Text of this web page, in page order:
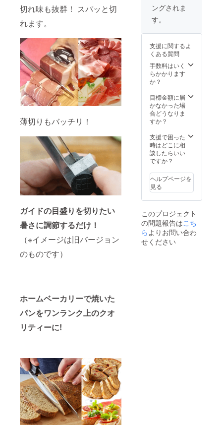
切れ味も抜群！ スパッと切
れます。
薄切りもバッチリ！
ガイドの目盛りを切りたい
暑さに調節するだけ！
（※イメージは旧バージョン
のものです）
ホームベーカリーで焼いた
パンをワンランク上のクオ
リティーに!
る場
連絡致
す。
ングされま
す。
支援に関するよ
くある質問
手数料はいく
らかかります
か？
目標金額に届
かなかった場
合どうなりま
すか？
支援で困った
時はどこに相
談したらいい
ですか？
ヘルプページを
見る
このプロジェクト
の問題報告はこち
ら よりお問い合わ
せください